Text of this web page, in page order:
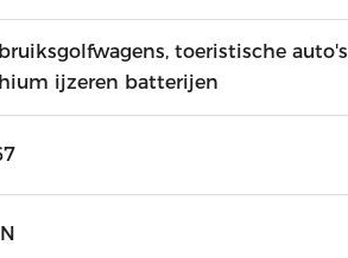
toeristische auto's
ijzeren batterijen